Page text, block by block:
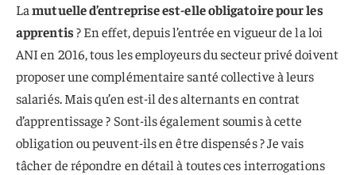
Lamutuelle d’entreprise est-elle obligatoire pour les
apprentis? En effet, depuis l’entrée en vigueur de la loi
ANI en 2016, tous les employeurs du secteur privé doivent
proposer une complémentaire santé collective à leurs
salariés. Mais qu’en est-il des alternants en contrat
d’apprentissage ? Sont-ils également soumis à cette
obligation ou peuvent-ils en être dispensés ? Je vais
tâcher de répondre en détail à toutes ces interrogations